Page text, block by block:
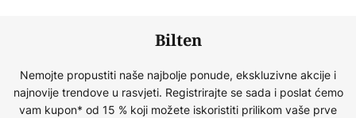
Bilten
Nemojte propustiti naše najbolje ponude, ekskluzivne akcije i
najnovije trendove u rasvjeti. Registrirajte se sada i poslat ćemo
vam kupon* od 15 % koji možete iskoristiti prilikom vaše prve